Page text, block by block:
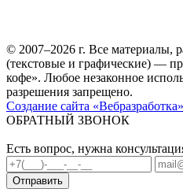
© 2007–2026 г. Все материалы,
(текстовые и графические) —
кофе». Любое незаконное
разрешения запрещено.
Создание сайта «Вебразработка»
ОБРАТНЫЙ ЗВОНОК
Есть вопрос, нужна